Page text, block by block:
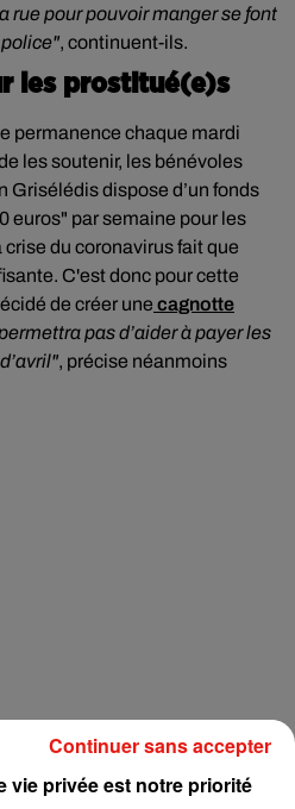
rue pour pouvoir manger se font
, continuent-ils.
les prostitué(e)s
permanence chaque mardi
les soutenir, les bénévoles
Grisélédis dispose d’un fonds
euros" par semaine pour les
du coronavirus fait que
C'est donc pour cette
de créer une cagnotte
pas d’aider à payer les
, précise néanmoins
vie privée est notre priorité
Continuer sans accepter